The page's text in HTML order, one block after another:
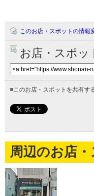
このお店・スポットの情報
お店・スポッ
■このお店・スポットを共有す
周辺のお店・